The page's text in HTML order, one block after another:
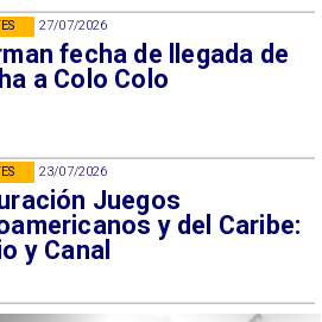
27/07/2026
fecha de llegada de
a Colo Colo
23/07/2026
Juegos
y del Caribe:
y Canal